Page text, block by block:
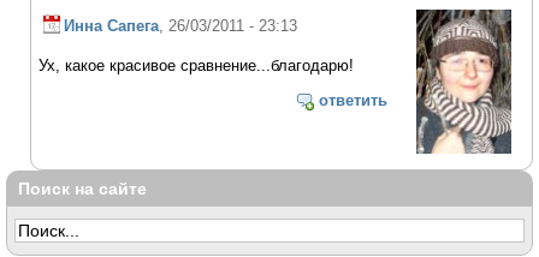
Инна Сапега, 26/03/2011 - 23:13
Ух, какое красивое сравнение...благодарю!
ответить
Поиск на сайте